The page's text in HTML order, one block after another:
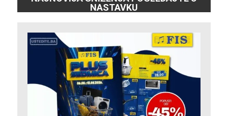
NASTAVKU